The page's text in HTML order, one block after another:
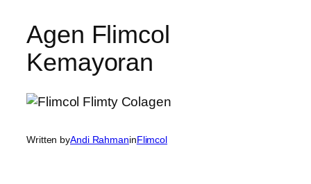
Agen Flimcol
Kemayoran
Written byAndi RahmaninFlimcol